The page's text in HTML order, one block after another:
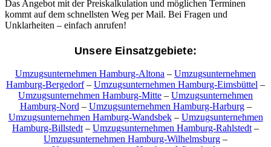
Das Angebot mit der Preiskalkulation und möglichen Terminen
kommt auf dem schnellsten Weg per Mail. Bei Fragen und
Unklarheiten – einfach anrufen!
Unsere Einsatzgebiete:
Umzugsunternehmen Hamburg-Altona – Umzugsunternehmen
Hamburg-Bergedorf– Umzugsunternehmen Hamburg-Eimsbüttel –
Umzugsunternehmen Hamburg-Mitte – Umzugsunternehmen
Hamburg-Nord – Umzugsunternehmen Hamburg-Harburg–
Umzugsunternehmen Hamburg-Wandsbek– Umzugsunternehmen
Hamburg-Billstedt – Umzugsunternehmen Hamburg-Rahlstedt –
Umzugsunternehmen Hamburg-Wilhelmsburg –